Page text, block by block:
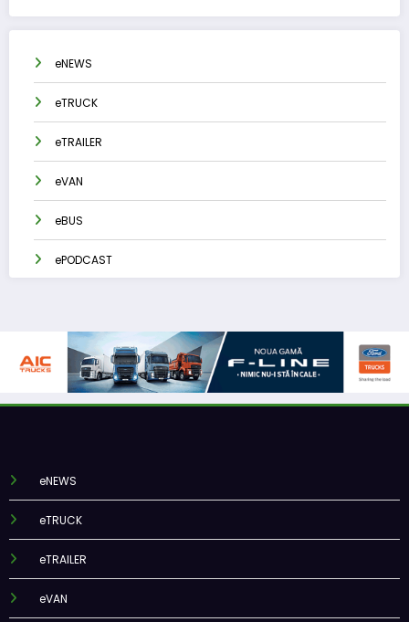
eNEWS
eTRUCK
eTRAILER
eVAN
eBUS
ePODCAST
eNEWS
eTRUCK
eTRAILER
eVAN